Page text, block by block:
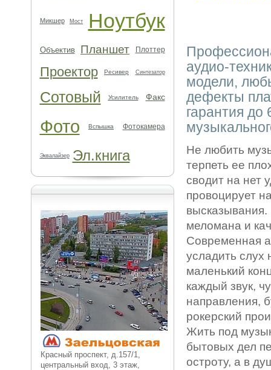
Микшер Мост Ноутбук
Объектив Планшет Плоттер
Проектор Ресивер Синтезатор
Сотовый Усилитель Факс
Фото Вспышка Фотокамера
Эквалайзер Эл.книга
Красный проспект, д.157/1,
центральный вход, 3 этаж,
аудио-
модели,
дефекты
гарантия до
Не любить
терпеть ее
сводит на нет
провоцирует
меломана и
Современная
усладить слух
маленький
каждый звук,
направления,
рокерский
Жить под
бытовых дел
остроту, а в